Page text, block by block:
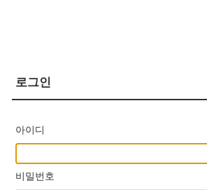
로그인
아이디
비밀번호